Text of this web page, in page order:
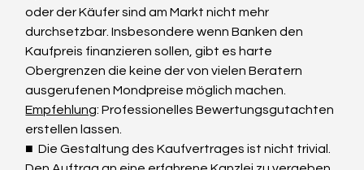
oder der Käufer sind am Markt nicht mehr
durchsetzbar. Insbesondere wenn Banken den
Kaufpreis finanzieren sollen, gibt es harte
Obergrenzen die keine der von vielen Beratern
ausgerufenen Mondpreise möglich machen.
Empfehlung: Professionelles Bewertungsgutachten
erstellen lassen.
■  Die Gestaltung des Kaufvertrages ist nicht trivial.